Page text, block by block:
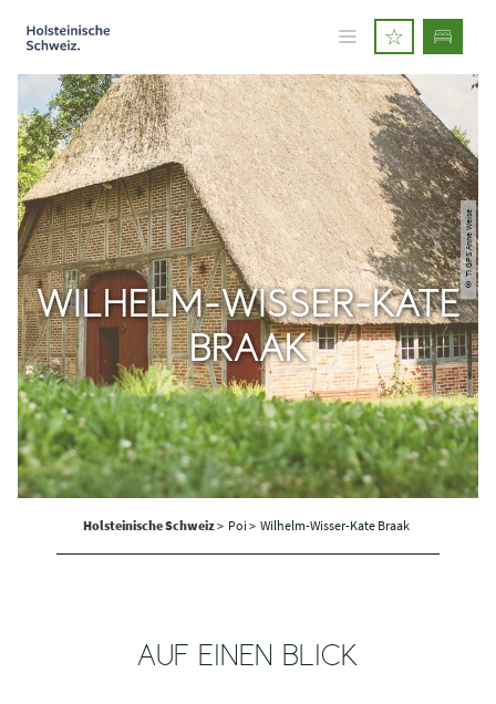
© TI GPS Anne Weise
WILHELM-WISSER-KATE
BRAAK
Holsteinische Schweiz> Poi > Wilhelm-Wisser-Kate Braak
AUF EINEN BLICK